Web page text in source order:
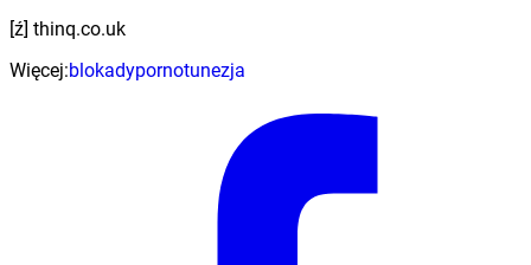
[ź] thinq.co.uk
Więcej:blokadypornotunezja